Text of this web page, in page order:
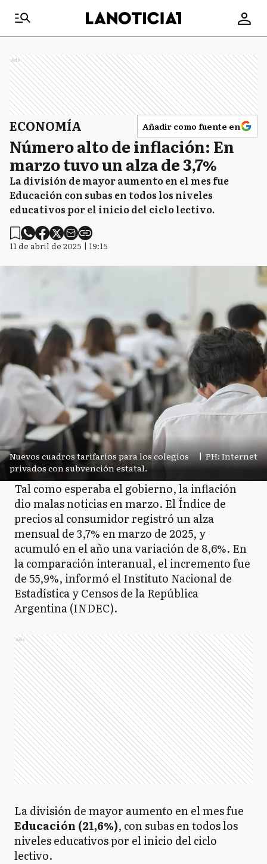
Ads
ECONOMÍA Añadir como fuente en
Número alto de inflación: En
marzo tuvo un alza de 3,7%
La división de mayor aumento en el mes fue
Educación con subas en todos los niveles
educativos por el inicio del ciclo lectivo.
11 de abril de 2025 | 19:15
Nuevos cuadros tarifarios para los colegios
privados con subvención estatal.
| PH: Internet
Tal como esperaba el gobierno, la inflación
dio malas noticias en marzo. El Índice de
precios al consumidor registró un alza
mensual de 3,7% en marzo de 2025, y
acumuló en el año una variación de 8,6%. En
la comparación interanual, el incremento fue
de 55,9%, informó el Instituto Nacional de
Estadística y Censos de la República
Argentina (INDEC).
Ads
La división de mayor aumento en el mes fue
Educación (21,6%), con subas en todos los
niveles educativos por el inicio del ciclo
lectivo.